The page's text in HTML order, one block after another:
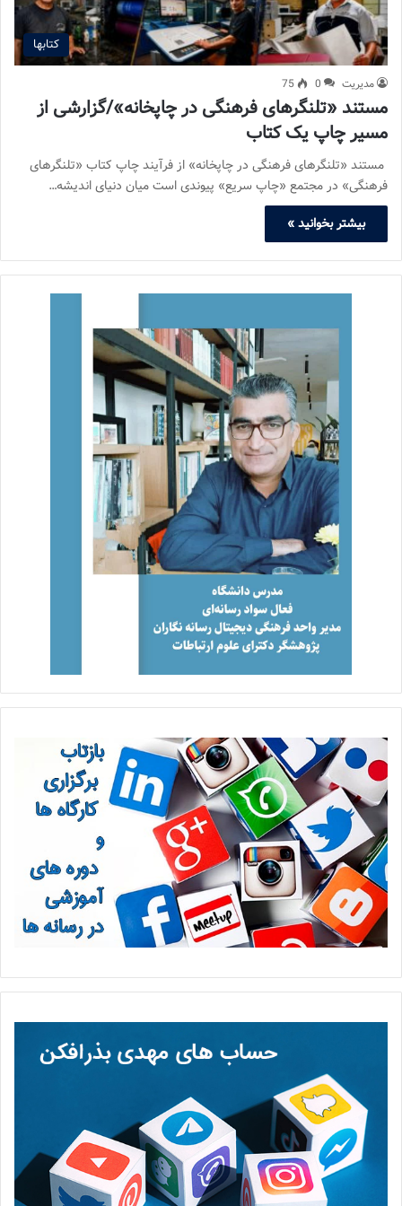
کتابها
مدیریت 0
75
مستند «تلنگرهای فرهنگی در چاپخانه»/گزارشی از
مسیر چاپ یک کتاب
مستند «تلنگرهای فرهنگی در چاپخانه» از فرآیند چاپ کتاب «تلنگرهای
فرهنگی» در مجتمع «چاپ سریع» پیوندی است میان دنیای اندیشه…
بیشتر بخوانید »